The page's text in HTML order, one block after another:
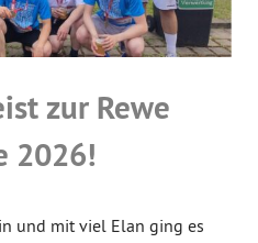
zur Rewe
2026!
und mit viel Elan ging es